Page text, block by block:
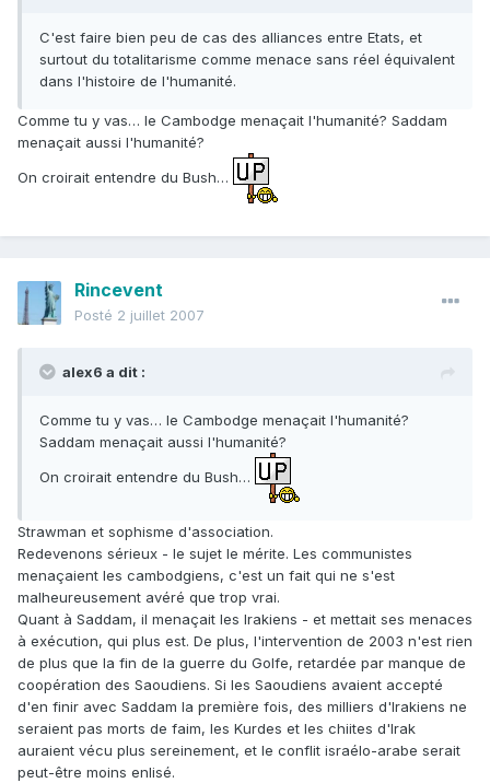
C'est faire bien peu de cas des alliances entre Etats, et
surtout du totalitarisme comme menace sans réel équivalent
dans l'histoire de l'humanité.
Comme tu y vas… le Cambodge menaçait l'humanité? Saddam
menaçait aussi l'humanité?
On croirait entendre du Bush…
Rincevent
Posté 2 juillet 2007
alex6 a dit :
Comme tu y vas… le Cambodge menaçait l'humanité?
Saddam menaçait aussi l'humanité?
On croirait entendre du Bush…
Strawman et sophisme d'association.
Redevenons sérieux - le sujet le mérite. Les communistes
menaçaient les cambodgiens, c'est un fait qui ne s'est
malheureusement avéré que trop vrai.
Quant à Saddam, il menaçait les Irakiens - et mettait ses menaces
à exécution, qui plus est. De plus, l'intervention de 2003 n'est rien
de plus que la fin de la guerre du Golfe, retardée par manque de
coopération des Saoudiens. Si les Saoudiens avaient accepté
d'en finir avec Saddam la première fois, des milliers d'Irakiens ne
seraient pas morts de faim, les Kurdes et les chiites d'Irak
auraient vécu plus sereinement, et le conflit israélo-arabe serait
peut-être moins enlisé.